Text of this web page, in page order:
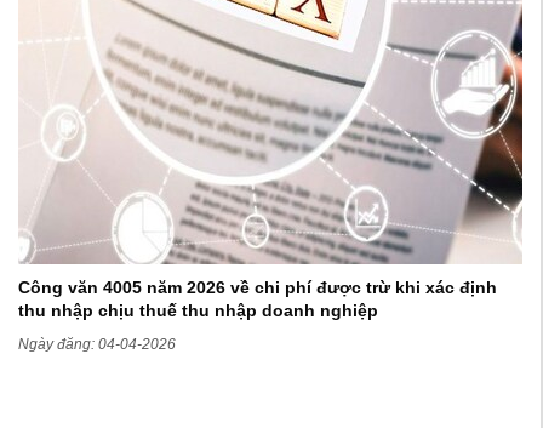
Công văn 4005 năm 2026 về chi phí được trừ khi xác định
thu nhập chịu thuế thu nhập doanh nghiệp
Ngày đăng: 04-04-2026